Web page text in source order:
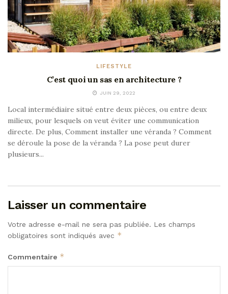
LIFESTYLE
C’est quoi un sas en architecture ?
JUIN 29, 2022
Local intermédiaire situé entre deux pièces, ou entre deux
milieux, pour lesquels on veut éviter une communication
directe. De plus, Comment installer une véranda ? Comment
se déroule la pose de la véranda ? La pose peut durer
plusieurs...
Laisser un commentaire
Votre adresse e-mail ne sera pas publiée. Les champs
obligatoires sont indiqués avec *
Commentaire *